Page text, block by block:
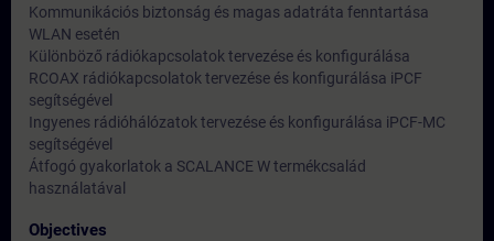
Kommunikációs biztonság és magas adatráta fenntartása
WLAN esetén
Különböző rádiókapcsolatok tervezése és konfigurálása
RCOAX rádiókapcsolatok tervezése és konfigurálása iPCF
segítségével
Ingyenes rádióhálózatok tervezése és konfigurálása iPCF-MC
segítségével
Átfogó gyakorlatok a SCALANCE W termékcsalád
használatával
Objectives